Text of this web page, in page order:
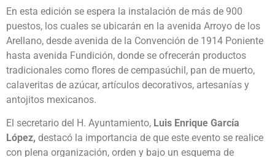
En esta edición se espera la instalación de más de 900
puestos, los cuales se ubicarán en la avenida Arroyo de los
Arellano, desde avenida de la Convención de 1914 Poniente
hasta avenida Fundición, donde se ofrecerán productos
tradicionales como flores de cempasúchil, pan de muerto,
calaveritas de azúcar, artículos decorativos, artesanías y
antojitos mexicanos.
El secretario del H. Ayuntamiento, Luis Enrique García
López, destacó la importancia de que este evento se realice
con plena organización, orden y bajo un esquema de